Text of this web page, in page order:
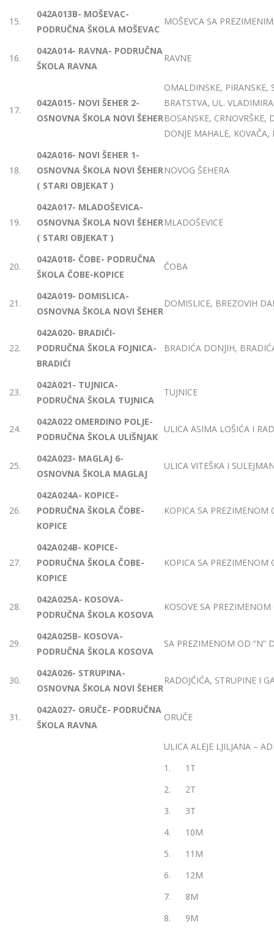
15.
042A013B- MOŠEVAC-
PODRUČNA ŠKOLA MOŠEVAC
MOŠEVCA SA
16.
042A014- RAVNA- PODRUČNA
ŠKOLA RAVNA
RAVNE
17.
042A015- NOVI ŠEHER 2-
OSNOVNA ŠKOLA NOVI ŠEHER
OMALDINSKE, PIRANSKE,
BRATSTVA, UL.
BOSANSKE, CRNOVRŠKE,
DONJE MAHALE,
18.
042A016- NOVI ŠEHER 1-
OSNOVNA ŠKOLA NOVI ŠEHER
( STARI OBJEKAT )
NOVOG ŠEHERA
19.
042A017- MLADOŠEVICA-
OSNOVNA ŠKOLA NOVI ŠEHER
( STARI OBJEKAT )
MLADOŠEVICE
20.
042A018- ČOBE- PODRUČNA
ŠKOLA ČOBE-KOPICE
ČOBA
21.
042A019- DOMISLICA-
OSNOVNA ŠKOLA NOVI ŠEHER
DOMISLICE, BREZOVIH
22.
042A020- BRADIĆI-
PODRUČNA ŠKOLA FOJNICA-
BRADIĆI
BRADIĆA DONJIH,
23.
042A021- TUJNICA-
PODRUČNA ŠKOLA TUJNICA
TUJNICE
24.
042A022 OMERDINO POLJE-
PODRUČNA ŠKOLA ULIŠNJAK
ULICA ASIMA LOŠIĆA I
25.
042A023- MAGLAJ 6-
OSNOVNA ŠKOLA MAGLAJ
ULICA VITEŠKA I
26.
042A024A- KOPICE-
PODRUČNA ŠKOLA ČOBE-
KOPICE
KOPICA SA PREZIMENOM
27.
042A024B- KOPICE-
PODRUČNA ŠKOLA ČOBE-
KOPICE
KOPICA SA PREZIMENOM
28.
042A025A- KOSOVA-
PODRUČNA ŠKOLA KOSOVA
KOSOVE SA PREZIMENOM
29.
042A025B- KOSOVA-
PODRUČNA ŠKOLA KOSOVA
SA PREZIMENOM OD “N”
30.
042A026- STRUPINA-
OSNOVNA ŠKOLA NOVI ŠEHER
RADOJČIĆA, STRUPINE I
31.
042A027- ORUČE- PODRUČNA
ŠKOLA RAVNA
ORUČE
ULICA ALEJE LJILJANA –
1. 1T
2. 2T
3. 3T
4. 10M
5. 11M
6. 12M
7. 8M
8. 9M